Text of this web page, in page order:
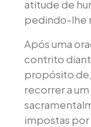
atitude de
pedindo-lhe
Após uma
contrito
propósito
recorrer a
impostas